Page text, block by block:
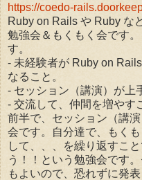
https://coedo-
Ruby on Rails や Ruby な
勉強会＆もくもく会です
す。
- 未経験者が Ruby on
なること。
- セッション（講演）が上
- 交流して、仲間を増やす
前半で、セッション（講
会です。自分達で、もく
して、、、を繰り返すこ
う！！という勉強会です
もよいので、恐れずに発表